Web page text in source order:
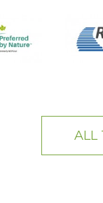
ALL